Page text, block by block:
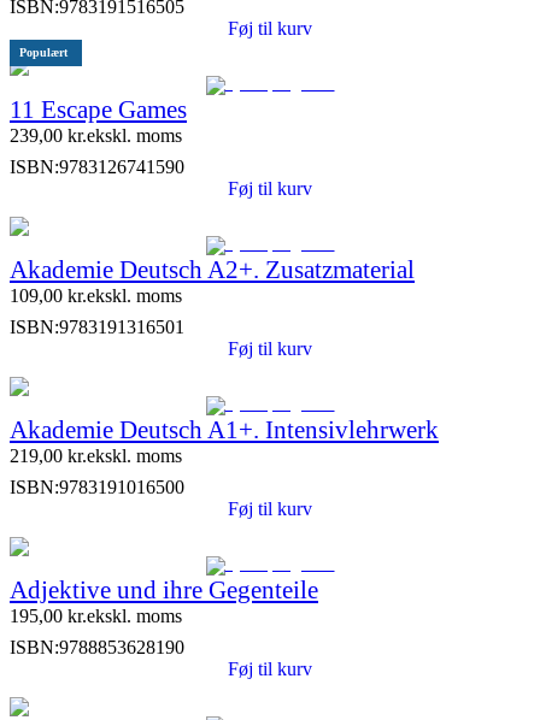
ISBN:9783191516505
Føj til kurv
Populært
11 Escape Games
239,00 kr.ekskl. moms
ISBN:9783126741590
Føj til kurv
Akademie Deutsch A2+. Zusatzmaterial
109,00 kr.ekskl. moms
ISBN:9783191316501
Føj til kurv
Akademie Deutsch A1+. Intensivlehrwerk
219,00 kr.ekskl. moms
ISBN:9783191016500
Føj til kurv
Adjektive und ihre Gegenteile
195,00 kr.ekskl. moms
ISBN:9788853628190
Føj til kurv